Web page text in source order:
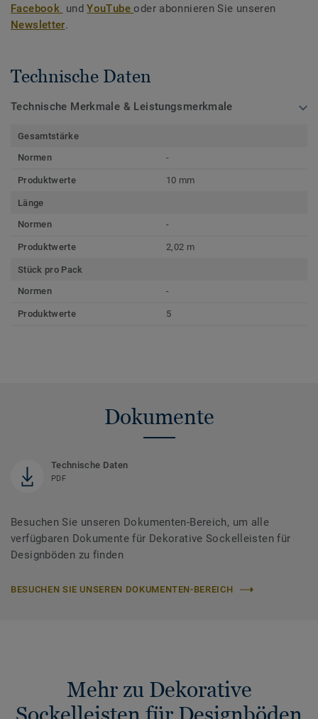
Facebook undYouTubeoder abonnieren Sie unseren
Newsletter.
Technische Daten
Technische Merkmale & Leistungsmerkmale
Gesamtstärke
Normen
-
Produktwerte 10 mm
Länge
Normen
-
Produktwerte 2,02 m
Stück pro Pack
Normen
-
Produktwerte 5
Dokumente
Technische Daten
PDF
Besuchen Sie unseren Dokumenten-Bereich, um alle
verfügbaren Dokumente für Dekorative Sockelleisten für
Designböden zu finden
BESUCHEN SIE UNSEREN DOKUMENTEN-BEREICH
Mehr zu Dekorative